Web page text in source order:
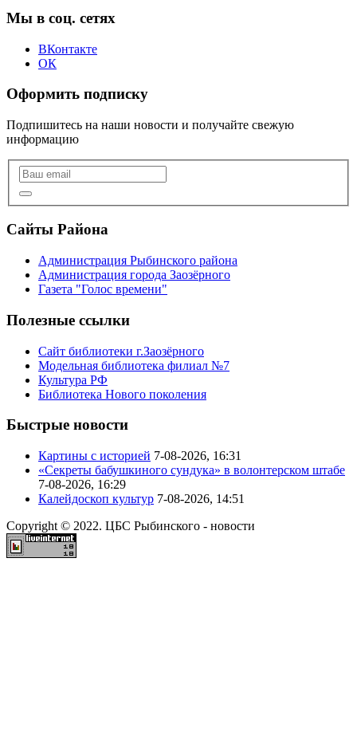
Мы в соц. сетях
ВКонтакте
ОК
Оформить подписку
Подпишитесь на наши новости и получайте свежую
информацию
Сайты Района
Администрация Рыбинского района
Администрация города Заозёрного
Газета "Голос времени"
Полезные ссылки
Сайт библиотеки г.Заозёрного
Модельная библиотека филиал №7
Культура РФ
Библиотека Нового поколения
Быстрые новости
Картины с историей 7-08-2026, 16:31
«Секреты бабушкиного сундука» в волонтерском штабе
7-08-2026, 16:29
Калейдоскоп культур 7-08-2026, 14:51
Copyright © 2022. ЦБС Рыбинского - новости